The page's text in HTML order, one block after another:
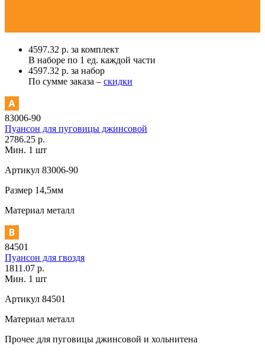
4597.32 р. за комплект
В наборе по 1 ед. каждой части
4597.32 р. за набор
По сумме заказа – скидки
83006-90
Пуансон для пуговицы джинсовой
2786.25 р.
Мин. 1 шт
Артикул 83006-90
Размер 14,5мм
Материал металл
84501
Пуансон для гвоздя
1811.07 р.
Мин. 1 шт
Артикул 84501
Материал металл
Прочее для пуговицы джинсовой и хольнитена